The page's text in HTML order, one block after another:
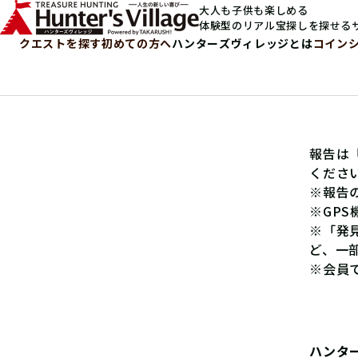
大人も子供も楽しめる
体験型のリアル宝探しを探せる
クエストを探す初めての方へハンターズヴィレッジとはコイン
報告は
くださ
※報告
※GPS
※「発
ど、一
※会員
ハンタ